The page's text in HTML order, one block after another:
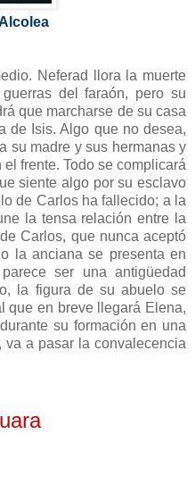
Neferad llora la muerte
del faraón, pero su
que marcharse de su casa
de Isis. Algo que no desea,
su madre y sus hermanas y
frente. Todo se complicará
siente algo por su esclavo
de Carlos ha fallecido; a la
la tensa relación entre la
Carlos, que nunca aceptó
la anciana se presenta en
ser una antigüedad
la figura de su abuelo se
que en breve llegará Elena,
su formación en una
a pasar la convalecencia